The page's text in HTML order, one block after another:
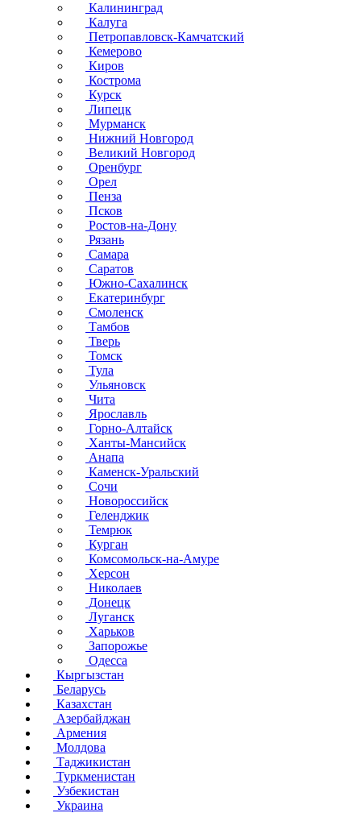
Калининград
Калуга
Петропавловск-Камчатский
Кемерово
Киров
Кострома
Курск
Липецк
Мурманск
Нижний Новгород
Великий Новгород
Оренбург
Орел
Пенза
Псков
Ростов-на-Дону
Рязань
Самара
Саратов
Южно-Сахалинск
Екатеринбург
Смоленск
Тамбов
Тверь
Томск
Тула
Ульяновск
Чита
Ярославль
Горно-Алтайск
Ханты-Мансийск
Анапа
Каменск-Уральский
Сочи
Новороссийск
Геленджик
Темрюк
Курган
Комсомольск-на-Амуре
Херсон
Николаев
Донецк
Луганск
Харьков
Запорожье
Одесса
Кыргызстан
Беларусь
Казахстан
Азербайджан
Армения
Молдова
Таджикистан
Туркменистан
Узбекистан
Украина